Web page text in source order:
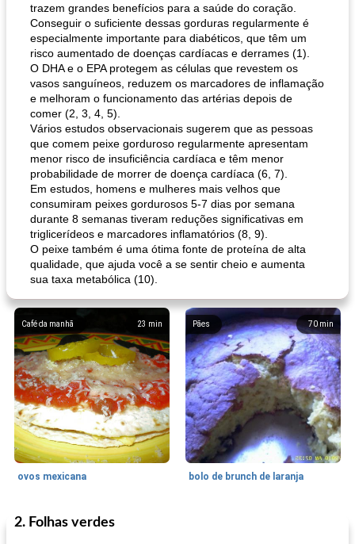
trazem grandes benefícios para a saúde do coração.
Conseguir o suficiente dessas gorduras regularmente é
especialmente importante para diabéticos, que têm um
risco aumentado de doenças cardíacas e derrames (1).
O DHA e o EPA protegem as células que revestem os
vasos sanguíneos, reduzem os marcadores de inflamação
e melhoram o funcionamento das artérias depois de
comer (2, 3, 4, 5).
Vários estudos observacionais sugerem que as pessoas
que comem peixe gorduroso regularmente apresentam
menor risco de insuficiência cardíaca e têm menor
probabilidade de morrer de doença cardíaca (6, 7).
Em estudos, homens e mulheres mais velhos que
consumiram peixes gordurosos 5-7 dias por semana
durante 8 semanas tiveram reduções significativas em
triglicerídeos e marcadores inflamatórios (8, 9).
O peixe também é uma ótima fonte de proteína de alta
qualidade, que ajuda você a se sentir cheio e aumenta
sua taxa metabólica (10).
23 min
Café da manhã
ovos mexicana
70 min
Pães
bolo de brunch de laranja
Pães De Fermento
2. Folhas verdes